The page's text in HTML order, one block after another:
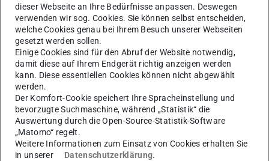
dieser Webseite an Ihre Bedürfnisse anpassen. Deswegen
verwenden wir sog. Cookies. Sie können selbst entscheiden,
welche Cookies genau bei Ihrem Besuch unserer Webseiten
gesetzt werden sollen.
Einige Cookies sind für den Abruf der Website notwendig,
damit diese auf Ihrem Endgerät richtig anzeigen werden
kann. Diese essentiellen Cookies können nicht abgewählt
werden.
Der Komfort-Cookie speichert Ihre Spracheinstellung und
bevorzugte Suchmaschine, während „Statistik“ die
Auswertung durch die Open-Source-Statistik-Software
„Matomo“ regelt.
Weitere Informationen zum Einsatz von Cookies erhalten Sie
in unserer
Datenschutzerklärung.